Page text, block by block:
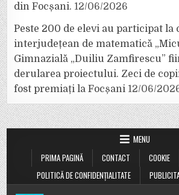
din Focșani. 12/06/2026
Peste 200 de elevi au participat la
interjudețean de matematică
Gimnazială „Duiliu Zamfirescu”
derularea proiectului. Zeci de
fost premiați la Focșani 12/06/
MENU
PRIMA PAGINĂ
CONTACT COOKIE
POLITICĂ DE CONFIDENȚIALITATE